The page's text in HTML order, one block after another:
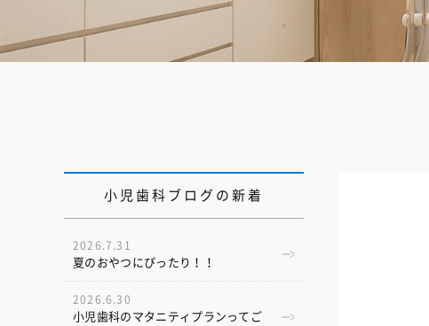
小児歯科ブログの新着
2026.7.31
夏のおやつにぴったり！！
2026.6.30
小児歯科のマタニティプランってご